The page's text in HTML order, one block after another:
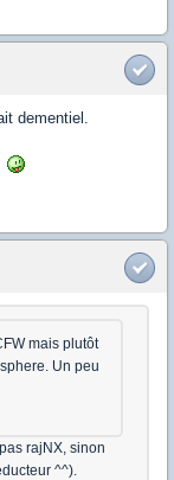
dementiel.
mais plutôt
Un peu
rajNX, sinon
^^).